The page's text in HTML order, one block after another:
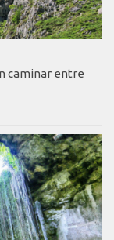
caminar entre